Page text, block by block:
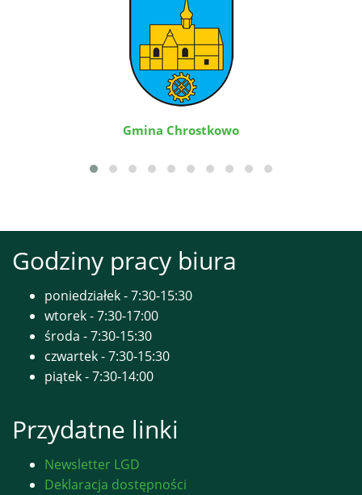
Gmina Chrostkowo
Godziny pracy biura
poniedziałek - 7:30-15:30
wtorek - 7:30-17:00
środa - 7:30-15:30
czwartek - 7:30-15:30
piątek - 7:30-14:00
Przydatne linki
Newsletter LGD
Deklaracja dostępności